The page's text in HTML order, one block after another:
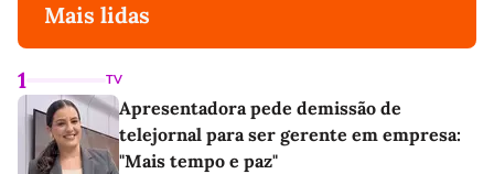
Mais lidas
1 TV
Apresentadora pede demissão de
telejornal para ser gerente em empresa:
"Mais tempo e paz"